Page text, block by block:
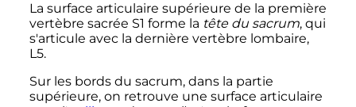
La surface articulaire supérieure de la première
vertèbre sacrée S1 forme la tête du sacrum, qui
s'articule avec la dernière vertèbre lombaire,
L5.
Sur les bords du sacrum, dans la partie
supérieure, on retrouve une surface articulaire